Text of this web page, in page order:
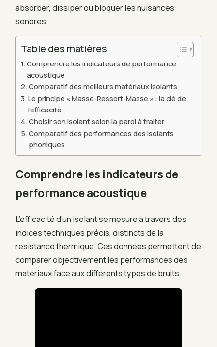
absorber, dissiper ou bloquer les nuisances
sonores.
Table des matières
Comprendre les indicateurs de performance
acoustique
Comparatif des meilleurs matériaux isolants
Le principe « Masse-Ressort-Masse » : la clé de
l’efficacité
Choisir son isolant selon la paroi à traiter
Comparatif des performances des isolants
phoniques
Comprendre les indicateurs de
performance acoustique
L’efficacité d’un isolant se mesure à travers des
indices techniques précis, distincts de la
résistance thermique. Ces données permettent de
comparer objectivement les performances des
matériaux face aux différents types de bruits.